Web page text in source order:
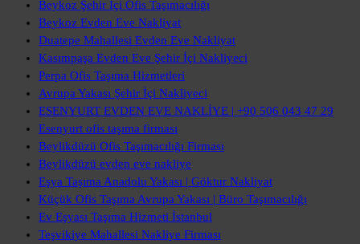
Beykoz Şehir İçi Ofis Taşımacılığı
Beykoz Evden Eve Nakliyat
Duatepe Mahallesi Evden Eve Nakliyat
Kasımpaşa Evden Eve Şehir İçi Nakliyeci
Perpa Ofis Taşıma Hizmetleri
Avrupa Yakası Şehir İçi Nakliyeci
ESENYURT EVDEN EVE NAKLİYE | +90 506 043 47 29
Esenyurt ofis taşıma firması
Beylikdüzü Ofis Taşımacılığı Firması
Beylikdüzü evden eve nakliye
Eşya Taşıma Anadolu Yakası | Göktur Nakliyat
Küçük Ofis Taşıma Avrupa Yakası | Büro Taşımacılığı
Ev Eşyası Taşıma Hizmeti İstanbul
Teşvikiye Mahallesi Nakliye Firması